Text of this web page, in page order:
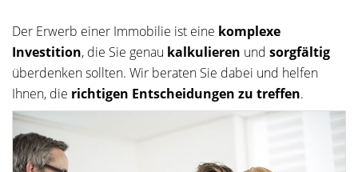
Der Erwerb einer Immobilie ist eine komplexe
Investition, die Sie genau kalkulieren und sorgfältig
überdenken sollten. Wir beraten Sie dabei und helfen
Ihnen, die richtigen Entscheidungen zu treffen.